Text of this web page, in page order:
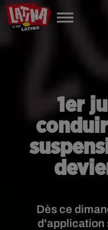
1er
Dès ce
d'application